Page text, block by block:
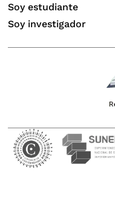
CASAÑO MEZA,
CASTAÑEDA
CHANG
Soy estudiante
Soy investigador